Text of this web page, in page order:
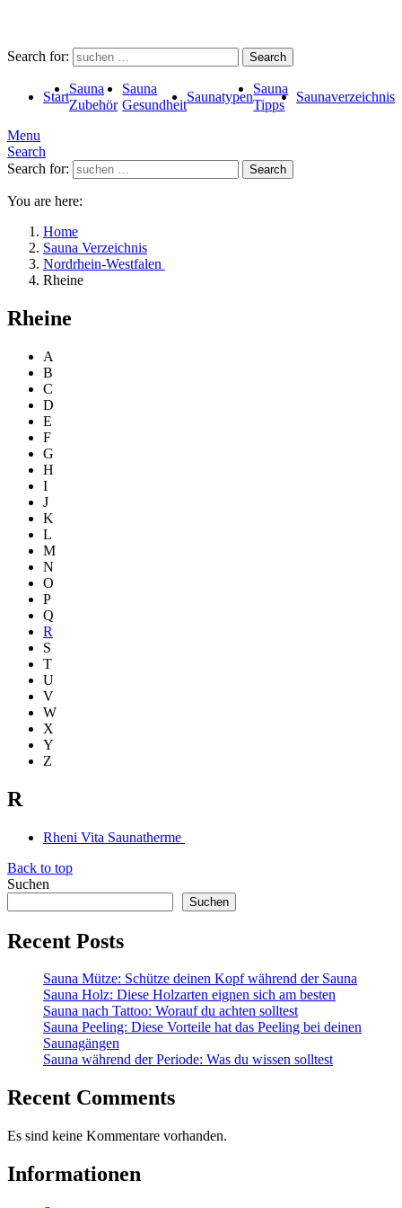
Search for: Search
Start
Sauna
Zubehör
Sauna
Gesundheit
Saunatypen
Sauna
Tipps
Saunaverzeichnis
Menu
Search
Search for:
Search
You are here:
Home
Sauna Verzeichnis
Nordrhein-Westfalen
Rheine
Rheine
A
B
C
D
E
F
G
H
I
J
K
L
M
N
O
P
Q
R
S
T
U
V
W
X
Y
Z
R
Rheni Vita Saunatherme
Back to top
Suchen
Suchen
Recent Posts
Sauna Mütze: Schütze deinen Kopf während der Sauna
Sauna Holz: Diese Holzarten eignen sich am besten
Sauna nach Tattoo: Worauf du achten solltest
Sauna Peeling: Diese Vorteile hat das Peeling bei deinen
Saunagängen
Sauna während der Periode: Was du wissen solltest
Recent Comments
Es sind keine Kommentare vorhanden.
Informationen